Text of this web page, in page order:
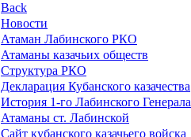
Back
Новости
Атаман Лабинского РКО
Атаманы казачьих обществ
Структура РКО
Декларация Кубанского казачества
История 1-го Лабинского
Атаманы ст. Лабинской
Cайт кубанского казачьего войска